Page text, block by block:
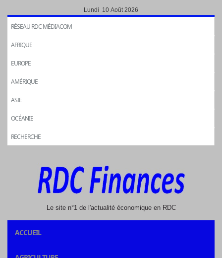
Lundi 10 Août 2026
RÉSEAU RDC MÉDIACOM
AFRIQUE
EUROPE
AMÉRIQUE
ASIE
OCÉANIE
RECHERCHE
Le site n°1 de l'actualité économique en RDC
ACCUEIL